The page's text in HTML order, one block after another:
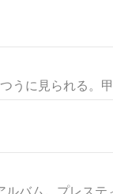
うに見られる。
バム。プレステ